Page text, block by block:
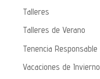
Talleres
Talleres de Verano
Tenencia Responsable
Vacaciones de Invierno